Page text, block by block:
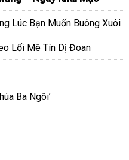
Lúc Bạn Muốn Buông Xuôi
Lối Mê Tín Dị Đoan
Ba Ngôi’